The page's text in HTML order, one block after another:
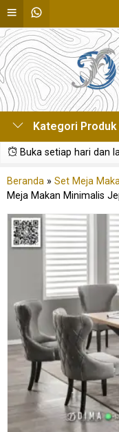
Kategori Produk
Buka setiap hari dan
Beranda » Set Meja
Meja Makan Minimalis